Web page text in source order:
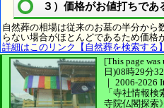
３）価格がお値打ちであ
自然葬の相場は従来のお墓の半分か
らない場合がほとんどであるため価格
詳細はこのリンク【自然葬を検索する】
[This page
日)08時29分
｜ 2006-2026
「寺社情報検
寺院仏閣探索》